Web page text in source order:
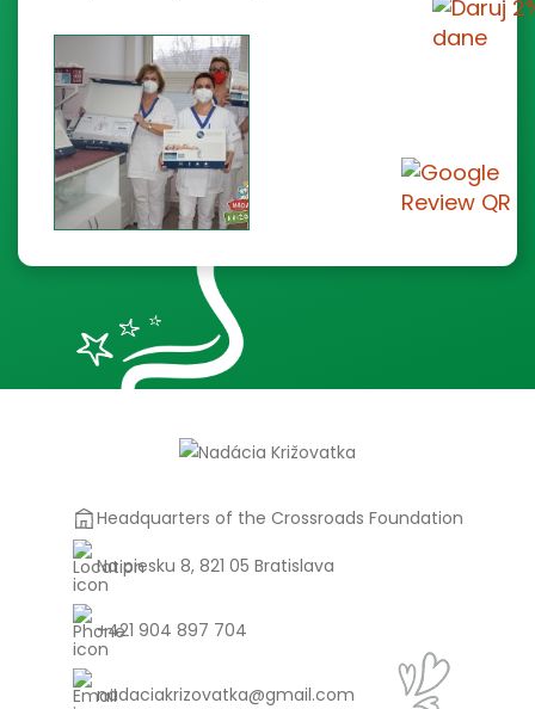
Headquarters of the Crossroads Foundation
Na piesku 8, 821 05 Bratislava
+421 904 897 704
nadaciakrizovatka@gmail.com